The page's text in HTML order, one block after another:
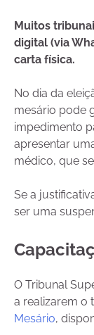
Muitos
digital (via
carta física.
No dia da
mesário pode
impedimento
apresentar
médico, que
Se a
ser uma
O Tribunal
a realizarem o
Mesário,